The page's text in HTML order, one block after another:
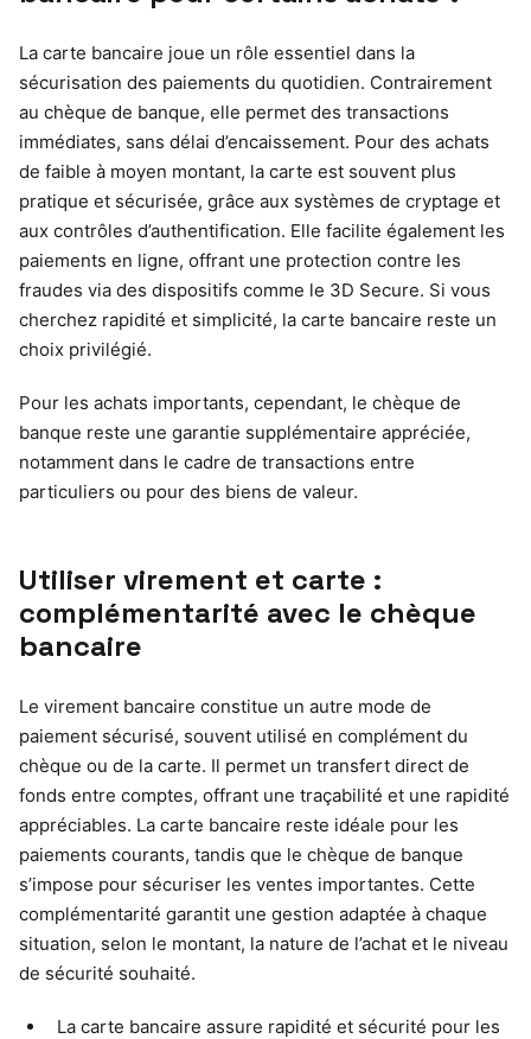
La carte bancaire joue un rôle essentiel dans la
sécurisation des paiements du quotidien. Contrairement
au chèque de banque, elle permet des transactions
immédiates, sans délai d’encaissement. Pour des achats
de faible à moyen montant, la carte est souvent plus
pratique et sécurisée, grâce aux systèmes de cryptage et
aux contrôles d’authentification. Elle facilite également les
paiements en ligne, offrant une protection contre les
fraudes via des dispositifs comme le 3D Secure. Si vous
cherchez rapidité et simplicité, la carte bancaire reste un
choix privilégié.
Pour les achats importants, cependant, le chèque de
banque reste une garantie supplémentaire appréciée,
notamment dans le cadre de transactions entre
particuliers ou pour des biens de valeur.
Utiliser virement et carte :
complémentarité avec le chèque
bancaire
Le virement bancaire constitue un autre mode de
paiement sécurisé, souvent utilisé en complément du
chèque ou de la carte. Il permet un transfert direct de
fonds entre comptes, offrant une traçabilité et une rapidité
appréciables. La carte bancaire reste idéale pour les
paiements courants, tandis que le chèque de banque
s’impose pour sécuriser les ventes importantes. Cette
complémentarité garantit une gestion adaptée à chaque
situation, selon le montant, la nature de l’achat et le niveau
de sécurité souhaité.
La carte bancaire assure rapidité et sécurité pour les